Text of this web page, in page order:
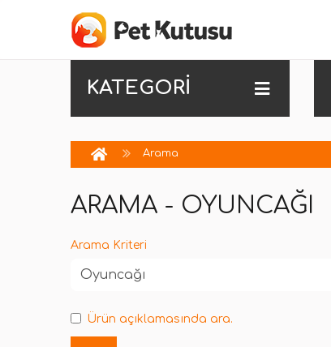
KATEGORİ
Arama
ARAMA - OYUNCAĞI
Arama Kriteri
Ürün açıklamasında ara.